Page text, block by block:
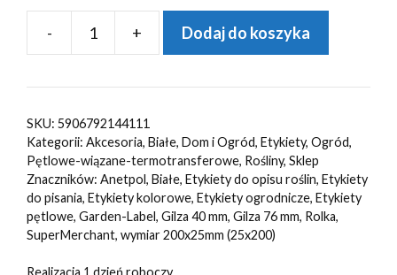
-
ilość
ogrodnicze/sadownicze
BIAŁE
200x25mm(25x200)
500szt
+ Dodaj do koszyka
SKU: 5906792144111
Kategorii: Akcesoria, Białe, Dom i Ogród, Etykiety, Ogród,
Pętlowe-wiązane-termotransferowe, Rośliny, Sklep
Znaczników: Anetpol, Białe, Etykiety do opisu roślin, Etykiety
do pisania, Etykiety kolorowe, Etykiety ogrodnicze, Etykiety
pętlowe, Garden-Label, Gilza 40 mm, Gilza 76 mm, Rolka,
SuperMerchant, wymiar 200x25mm (25x200)